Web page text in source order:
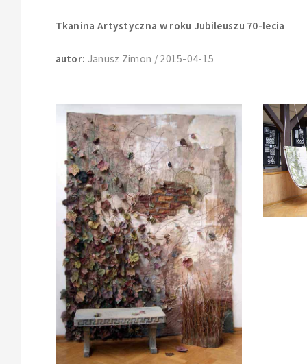
Tkanina Artystyczna w roku Jubileuszu 70-lecia
autor: Janusz Zimon / 2015-04-15